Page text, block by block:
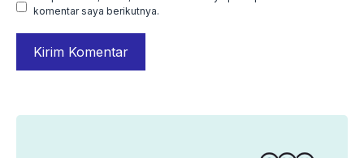
komentar saya berikutnya.